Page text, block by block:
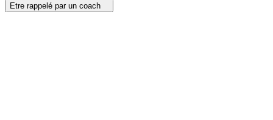
Etre rappelé par un coach